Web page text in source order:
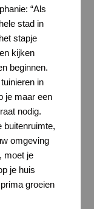
“Als
stad in
stapje
kijken
beginnen.
in
je maar een
nodig.
buitenruimte,
omgeving
moet je
je huis
groeien